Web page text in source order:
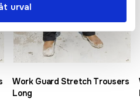
urval
Work Guard Stretch Trousers
Long